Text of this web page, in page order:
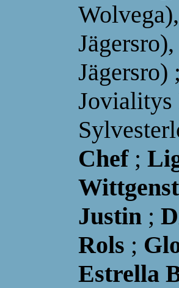
Jägersro)
Jägersro) ;
Chef ;
Justin ;
Rols ;
Estrella